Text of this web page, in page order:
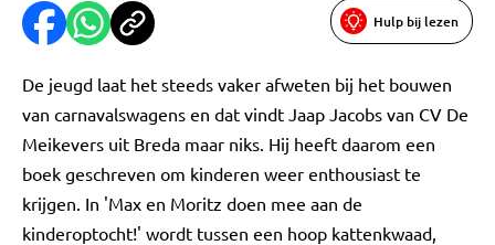
Hulp bij lezen
De jeugd laat het steeds vaker afweten bij het bouwen
van carnavalswagens en dat vindt Jaap Jacobs van CV De
Meikevers uit Breda maar niks. Hij heeft daarom een
boek geschreven om kinderen weer enthousiast te
krijgen. In 'Max en Moritz doen mee aan de
kinderoptocht!' wordt tussen een hoop kattenkwaad,